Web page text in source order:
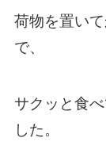
荷物を置い
で、
サクッと食
した。